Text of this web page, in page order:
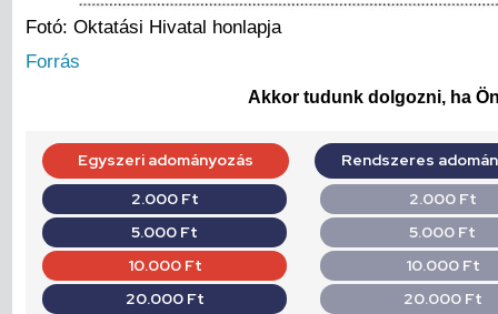
Fotó: Oktatási Hivatal honlapja
Forrás
Akkor tudunk dolgozni, ha